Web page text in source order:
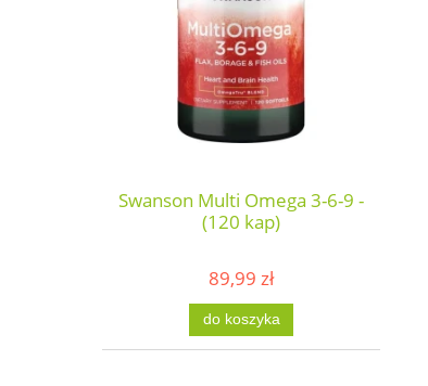
Swanson Multi Omega 3-6-9 -
(120 kap)
89,99 zł
do koszyka